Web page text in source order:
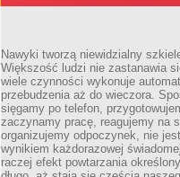
Nawyki tworzą niewidzialny
Większość ludzi nie zastanawia
wiele czynności wykonuje
przebudzenia aż do wieczora.
sięgamy po telefon,
zaczynamy pracę, reagujemy na
organizujemy odpoczynek, nie
wynikiem każdorazowej
raczej efekt powtarzania